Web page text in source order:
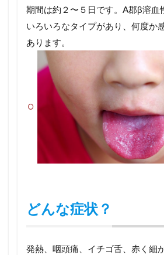
期間は約２〜５日です。A郡β溶血
いろいろなタイプがあり、何度か
あります。
どんな症状？
発熱、咽頭痛、イチゴ舌、赤く細